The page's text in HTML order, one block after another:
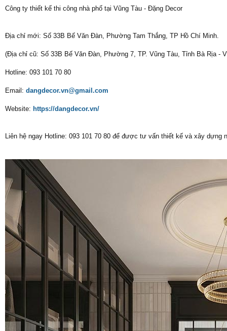
Công ty thiết kế thi công nhà phố tại Vũng Tàu - Đặng Decor
Địa chỉ mới: Số 33B Bế Văn Đàn, Phường Tam Thắng, TP Hồ Chí Minh.
(Địa chỉ cũ: Số 33B Bế Văn Đàn, Phường 7, TP. Vũng Tàu, Tỉnh Bà Rịa -
Hotline: 093 101 70 80
Email: dangdecor.vn@gmail.com
Website: https://dangdecor.vn/
Liên hệ ngay Hotline: 093 101 70 80 để được tư vấn thiết kế và xây dựng